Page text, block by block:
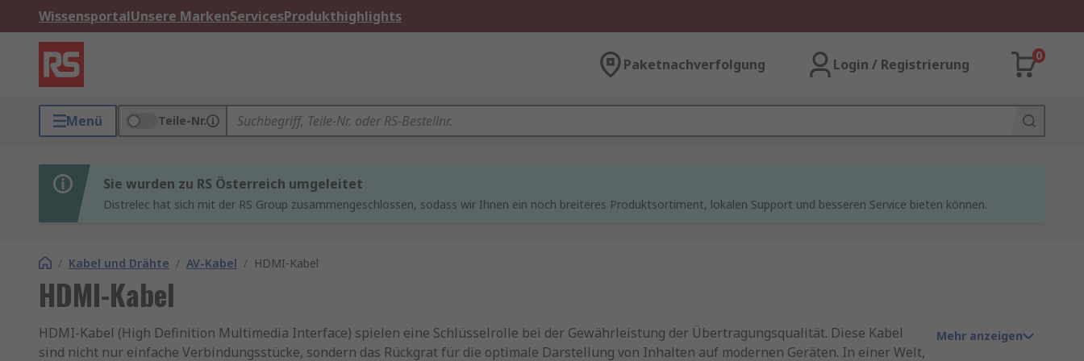
WissensportalUnsere MarkenServicesProdukthighlights
Paketnachverfolgung Login / Registrierung
0
Menü Teile-Nr.
Sie wurden zu RS Österreich umgeleitet
Distrelec hat sich mit der RS Group zusammengeschlossen, sodass wir Ihnen ein noch breiteres Produktsortiment, lokalen Support und besseren Service bieten können.
/ Kabel und Drähte / AV-Kabel / HDMI-Kabel
HDMI-Kabel
HDMI-Kabel (High Definition Multimedia Interface) spielen eine Schlüsselrolle bei der Gewährleistung der Übertragungsqualität. Diese Kabel
sind nicht nur einfache Verbindungsstücke, sondern das Rückgrat für die optimale Darstellung von Inhalten auf modernen Geräten. In einer Welt,
Mehr anzeigen